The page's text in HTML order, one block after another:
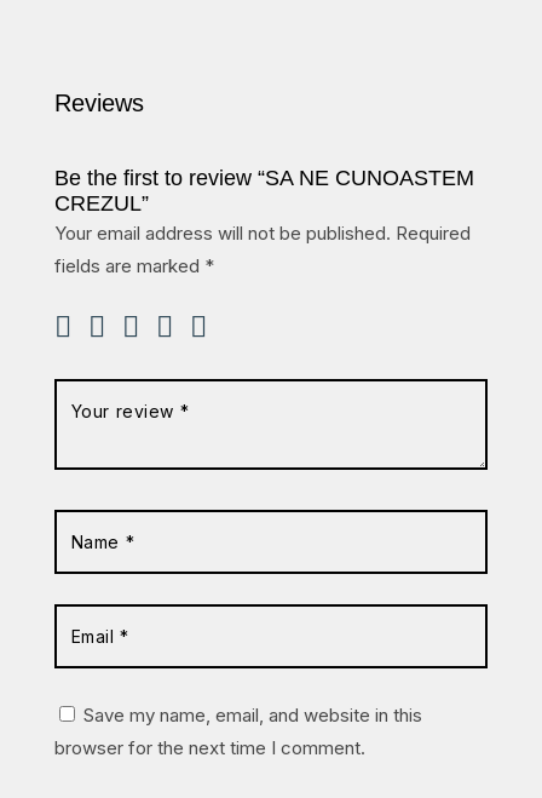
Reviews
Be the first to review “SA NE CUNOASTEM
CREZUL”
Your email address will not be published. Required
fields are marked *
Save my name, email, and website in this
browser for the next time I comment.